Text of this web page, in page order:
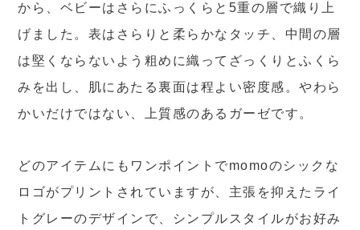
から、ベビーはさらにふっくらと5重の層で織り上
げました。表はさらりと柔らかなタッチ、中間の層
は堅くならないよう粗めに織ってざっくりとふくら
みを出し、肌にあたる裏面は程よい密度感。やわら
かいだけではない、上質感のあるガーゼです。
どのアイテムにもワンポイントでmomoのシックな
ロゴがプリントされていますが、主張を抑えたライ
トグレーのデザインで、シンプルスタイルがお好み